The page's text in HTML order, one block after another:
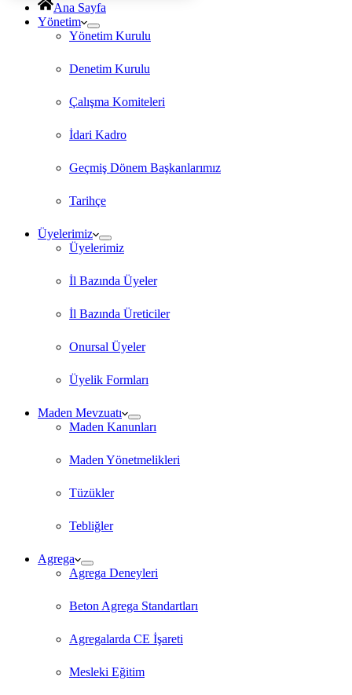
Ana Sayfa
Yönetim
Yönetim Kurulu
Denetim Kurulu
Çalışma Komiteleri
İdari Kadro
Geçmiş Dönem Başkanlarımız
Tarihçe
Üyelerimiz
Üyelerimiz
İl Bazında Üyeler
İl Bazında Üreticiler
Onursal Üyeler
Üyelik Formları
Maden Mevzuatı
Maden Kanunları
Maden Yönetmelikleri
Tüzükler
Tebliğler
Agrega
Agrega Deneyleri
Beton Agrega Standartları
Agregalarda CE İşareti
Mesleki Eğitim